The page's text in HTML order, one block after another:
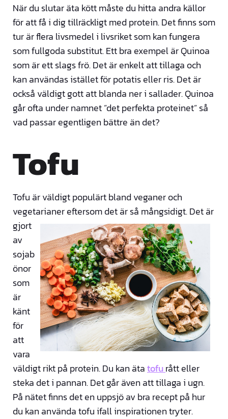
När du slutar äta kött måste du hitta andra källor
för att få i dig tillräckligt med protein. Det finns som
tur är flera livsmedel i livsriket som kan fungera
som fullgoda substitut. Ett bra exempel är Quinoa
som är ett slags frö. Det är enkelt att tillaga och
kan användas istället för potatis eller ris. Det är
också väldigt gott att blanda ner i sallader. Quinoa
går ofta under namnet ”det perfekta proteinet” så
vad passar egentligen bättre än det?
Tofu
Tofu är väldigt populärt bland veganer och
vegetarianer eftersom det är så mångsidigt.Det är
gjort
av
sojab
önor
som
är
känt
för
att
vara
väldigt rikt på protein. Du kan ätatofurått eller
steka det i pannan. Det går även att tillaga i ugn.
På nätet finns det en uppsjö av bra recept på hur
du kan använda tofu ifall inspirationen tryter.